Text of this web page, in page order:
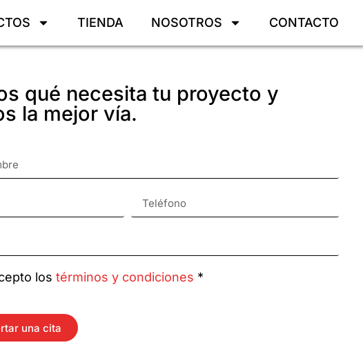
TIENDA NOSOTROS CONTACTO
qué necesita tu proyecto y
la mejor vía.
los términos y condiciones *
una cita